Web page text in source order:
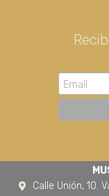
Calle Unión, 10.